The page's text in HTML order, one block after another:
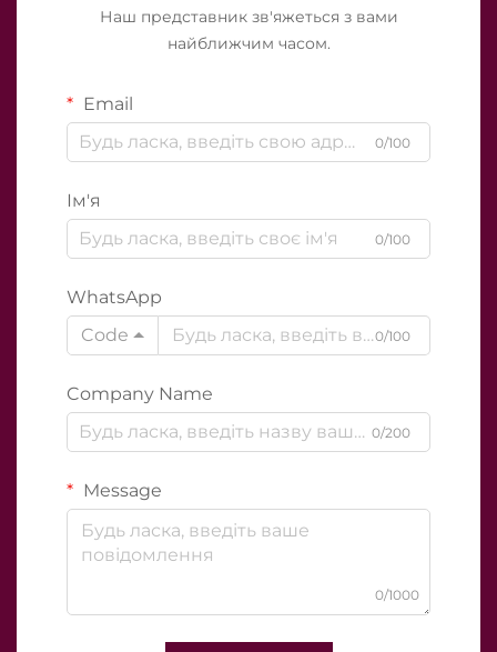
Наш представник зв'яжеться з вами
найближчим часом.
Email
0/100
Ім'я
0/100
WhatsApp
Code
0/100
Company Name
0/200
Message
0/1000